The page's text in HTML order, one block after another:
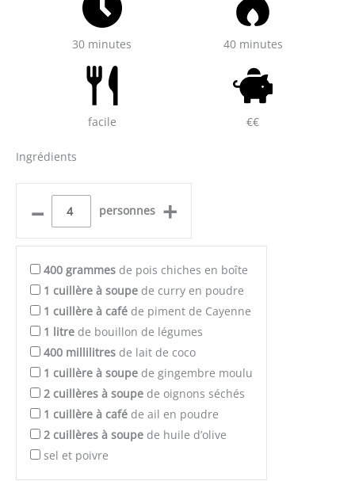
30 minutes 40 minutes
facile €€
Ingrédients
– personnes +
400 grammes de pois chiches en boîte
1 cuillère à soupe de curry en poudre
1 cuillère à café de piment de Cayenne
1 litre de bouillon de légumes
400 millilitres de lait de coco
1 cuillère à soupe de gingembre moulu
2 cuillères à soupe de oignons séchés
1 cuillère à café de ail en poudre
2 cuillères à soupe de huile d’olive
sel et poivre